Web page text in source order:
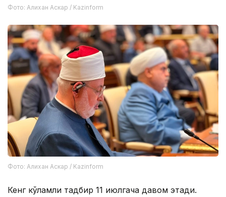
Фото: Алихан Аскар / Kazinform
Фото: Алихан Аскар / Kazinform
Кенг кўламли тадбир 11 июлгача давом этади.